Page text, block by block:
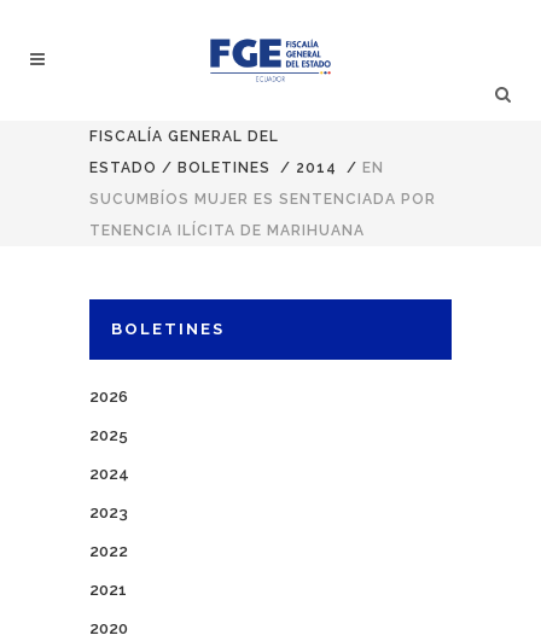
FISCALÍA GENERAL DEL
ESTADO / BOLETINES / 2014 / EN
SUCUMBÍOS MUJER ES SENTENCIADA POR
TENENCIA ILÍCITA DE MARIHUANA
BOLETINES
2026
2025
2024
2023
2022
2021
2020